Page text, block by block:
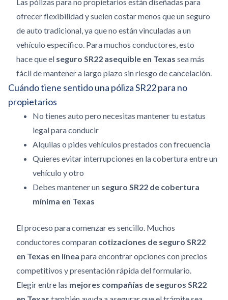
ofrecer flexibilidad y suelen costar menos que un seguro
de auto tradicional, ya que no están vinculadas a un
vehículo específico. Para muchos conductores, esto
hace que el seguro SR22 asequible en Texas sea más
fácil de mantener a largo plazo sin riesgo de cancelación.
Cuándo tiene sentido una póliza SR22 para no
propietarios
No tienes auto pero necesitas mantener tu estatus
legal para conducir
Alquilas o pides vehículos prestados con frecuencia
Quieres evitar interrupciones en la cobertura entre un
vehículo y otro
Debes mantener un seguro SR22 de cobertura
mínima en Texas
El proceso para comenzar es sencillo. Muchos
conductores comparan cotizaciones de seguro SR22
en Texas en línea para encontrar opciones con precios
competitivos y presentación rápida del formulario.
Elegir entre las mejores compañías de seguros SR22